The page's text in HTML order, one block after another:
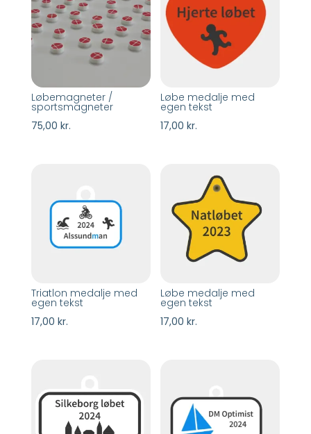
Løbemagneter /
sportsmagneter
75,00 kr.
Løbe medalje med
egen tekst
17,00kr.
Triatlon medalje med
egen tekst
17,00 kr.
Løbe medalje med
egen tekst
17,00kr.